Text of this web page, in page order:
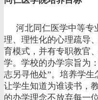
河北同仁医学中等专
理、理性化的心理疏导
育模式，并有专职教官
学。学校的办学宗旨为
志另寻他处”。培养学生
让学生知道为谁读书，
的办学理念不放弃每一